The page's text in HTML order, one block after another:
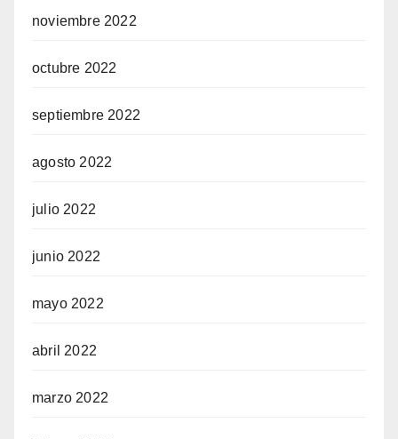
noviembre 2022
octubre 2022
septiembre 2022
agosto 2022
julio 2022
junio 2022
mayo 2022
abril 2022
marzo 2022